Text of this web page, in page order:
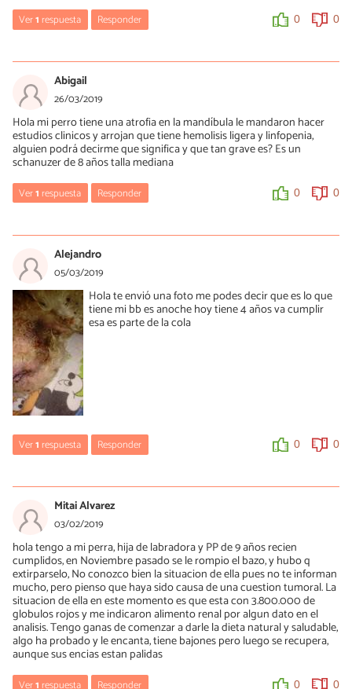
Ver1respuesta Responder 0 0
09/09/2019
Hola, Douglas. Lo mejor es que sigas al pie de la letra las
recomendaciones del veterinario y acudas a él apenas notes un
cambio.
Saludos
Abigail
26/03/2019
Hola mi perro tiene una atrofia en la mandíbula le mandaron hacer
estudios clinicos y arrojan que tiene hemolisis ligera y linfopenia,
alguien podrá decirme que significa y que tan grave es? Es un
schanuzer de 8 años talla mediana
Ver1respuesta Responder 0 0
26/03/2019
Hola, Abigail. Son alteraciones que se relacionan con el nivel de
glóbulos rojos y blancos en la sangre, por lo que indican debilidad
y la posible presencia de una enfermedad. Se deben realizar más
estudios para determinar cuál es la enfermedad y aplicar el
tratamiento adecuado. Te recomiendo acudir a tu veterinario.
¡Saludos!
Alejandro
05/03/2019
Hola te envió una foto me podes decir que es lo que
tiene mi bb es anoche hoy tiene 4 años va cumplir
esa es parte de la cola
Ver1respuesta Responder 0 0
05/03/2019
Hola, Alejandro. No se distingue bien la foto, pero pareciera que le
falta pelaje en la parte de la cola. Esto puede deberse a distintas
razones, como pulgas, alergia, estrés, entre otras. Te recomiendo
acudir a tu veterinario de inmediato para determinar la causa y el
tratamiento necesario. ¡Saludos!
0
Mitai Alvarez
03/02/2019
hola tengo a mi perra, hija de labradora y PP de 9 años recien
cumplidos, en Noviembre pasado se le rompio el bazo, y hubo q
extirparselo, No conozco bien la situacion de ella pues no te informan
mucho, pero pienso que haya sido causa de una cuestion tumoral. La
situacion de ella en este momento es que esta con 3.800.000 de
globulos rojos y me indicaron alimento renal por algun dato en el
analisis. Tengo ganas de comenzar a darle la dieta natural y saludable,
algo ha probado y le encanta, tiene bajones pero luego se recupera,
aunque sus encias estan palidas
Ver1respuesta Responder 0 0